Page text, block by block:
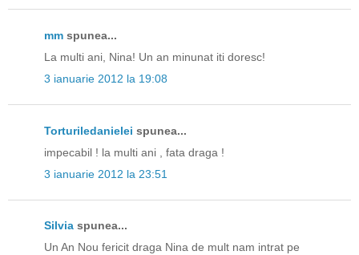
mm spunea...
La multi ani, Nina! Un an minunat iti doresc!
3 ianuarie 2012 la 19:08
Torturiledanielei spunea...
impecabil ! la multi ani , fata draga !
3 ianuarie 2012 la 23:51
Silvia spunea...
Un An Nou fericit draga Nina de mult nam intrat pe